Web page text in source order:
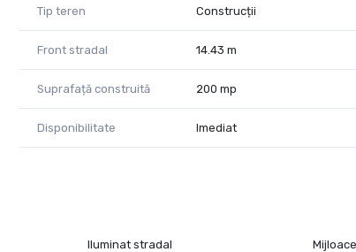
Tip teren Construcții
Front stradal 14.43 m
Suprafață construită 200 mp
Disponibilitate Imediat
Iluminat stradal